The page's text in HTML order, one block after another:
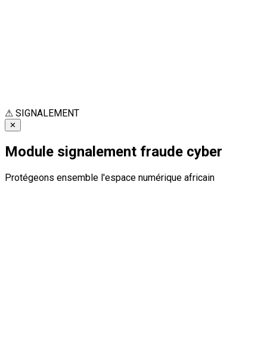
⚠ SIGNALEMENT
✕
Module signalement fraude cyber
Protégeons ensemble l'espace numérique africain